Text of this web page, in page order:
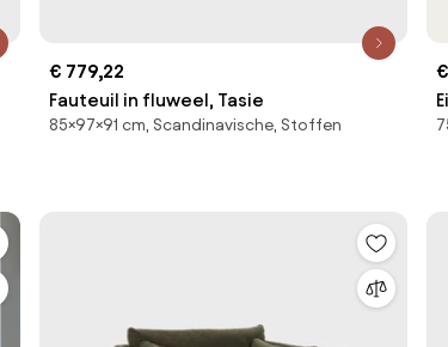
€ 779,22
Fauteuil in fluweel, Tasie
85×97×91 cm, Scandinavische, Stoffen